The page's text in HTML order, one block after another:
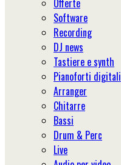
Offerte
Software
Recording
DJ news
Tastiere e synth
Pianoforti digitali
Arranger
Chitarre
Bassi
Drum & Perc
Live